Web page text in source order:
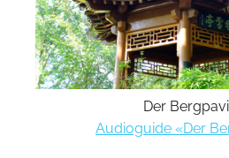
Der
Audioguide «Der